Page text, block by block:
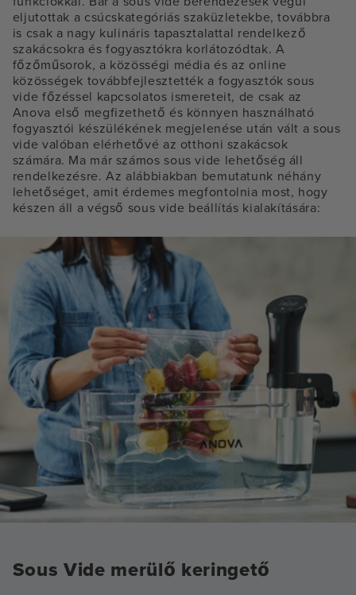
eljutottak a csúcskategóriás szaküzletekbe, továbbra
is csak a nagy kulináris tapasztalattal rendelkező
szakácsokra és fogyasztókra korlátozódtak. A
főzőműsorok, a közösségi média és az online
közösségek továbbfejlesztették a fogyasztók sous
vide főzéssel kapcsolatos ismereteit, de csak az
Anova első megfizethető és könnyen használható
fogyasztói készülékének megjelenése után vált a sous
vide valóban elérhetővé az otthoni szakácsok
számára. Ma már számos sous vide lehetőség áll
rendelkezésre. Az alábbiakban bemutatunk néhány
lehetőséget, amit érdemes megfontolnia most, hogy
készen áll a végső sous vide beállítás kialakítására:
Sous Vide merülő keringető